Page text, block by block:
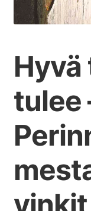
Hyvä
tulee